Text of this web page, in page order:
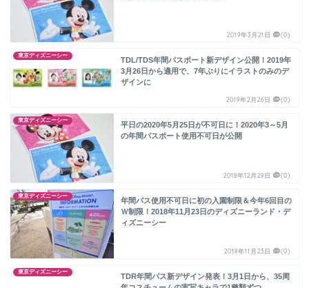
2019年3月21日 (0)
東京ディズニーシー
TDL/TDS年間パスポート新デザイン公開！2019年
3月26日から適用で、7年ぶりにイラストのみのデ
ザインに
2019年2月26日 (0)
東京ディズニーシー
平日の2020年5月25日が不可日に！2020年3～5月
の年間パスポート使用不可日が公開
2018年12月29日 (0)
東京ディズニーシー
年間パス使用不可日に初の入園制限＆今年6回目の
Ｗ制限！2018年11月23日のディズニーランド・デ
ィズニーシー
2018年11月23日 (0)
東京ディズニーシー
TDR年間パス新デザイン発表！3月1日から、35周